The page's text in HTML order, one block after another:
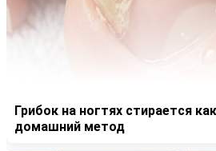
Грибок на ногтях стирается
домашний метод